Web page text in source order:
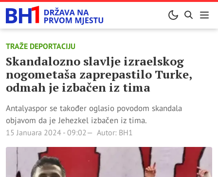
TRAŽE DEPORTACIJU
Skandalozno slavlje izraelskog
nogometaša zaprepastilo Turke,
odmah je izbačen iz tima
Antalyaspor se također oglasio povodom skandala
objavom da je Jehezkel izbačen iz tima.
15 Januara 2024 - 09:02 Autor: BH1